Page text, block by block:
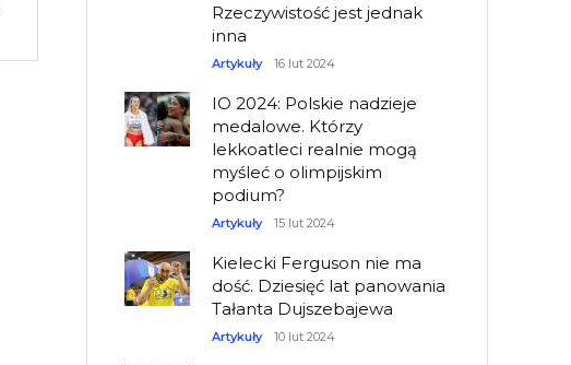
Rzeczywistość jest jednak
inna
Artykuły 16 lut 2024
IO 2024: Polskie nadzieje
medalowe. Którzy
lekkoatleci realnie mogą
myśleć o olimpijskim
podium?
Artykuły 15 lut 2024
Kielecki Ferguson nie ma
dość. Dziesięć lat panowania
Tałanta Dujszebajewa
Artykuły 10 lut 2024